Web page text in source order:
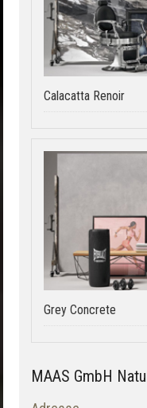
Calacatta Renoir
Grey Concrete
MAAS GmbH